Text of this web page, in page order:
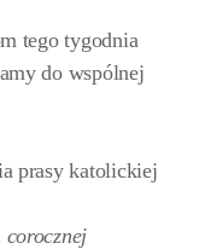
tego tygodnia
do wspólnej
prasy katolickiej
corocznej